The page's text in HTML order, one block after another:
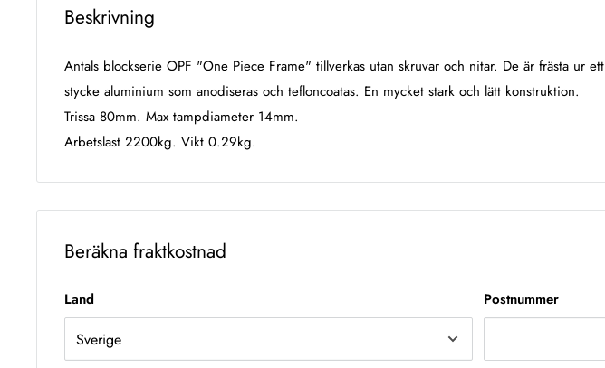
Beskrivning
Antals blockserie OPF "One Piece Frame" tillverkas utan skruvar och nitar. De är frästa ur ett
stycke aluminium som anodiseras och tefloncoatas. En mycket stark och lätt konstruktion.
Trissa 80mm. Max tampdiameter 14mm.
Arbetslast 2200kg. Vikt 0.29kg.
Beräkna fraktkostnad
Land Postnummer